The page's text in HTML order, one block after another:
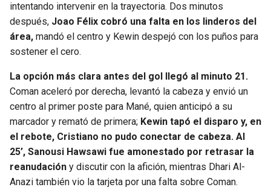
intentando intervenir en la trayectoria. Dos minutos
después, Joao Félix cobró una falta en los linderos del
área, mandó el centro y Kewin despejó con los puños para
sostener el cero.
La opción más clara antes del gol llegó al minuto 21.
Coman aceleró por derecha, levantó la cabeza y envió un
centro al primer poste para Mané, quien anticipó a su
marcador y remató de primera; Kewin tapó el disparo y, en
el rebote, Cristiano no pudo conectar de cabeza. Al
25’, Sanousi Hawsawi fue amonestado por retrasar la
reanudación y discutir con la afición, mientras Dhari Al-
Anazi también vio la tarjeta por una falta sobre Coman.